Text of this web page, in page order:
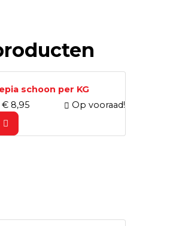
schoon per KG
€ 8,95 Op vooraad!